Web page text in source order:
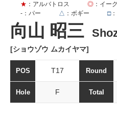
向山 昭三
[ショウゾウ ムカイヤマ]
★ ：アルバトロス ◎ ：イー
- ：パー △ ：ボギー □
POS T17 Round
Hole F Total